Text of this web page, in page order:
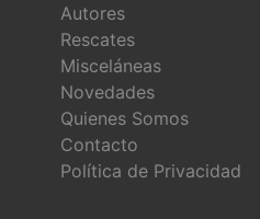
Autores
Rescates
Misceláneas
Novedades
Quienes Somos
Contacto
Política de Privacidad